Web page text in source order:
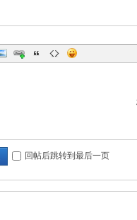
回帖后跳转到最后一页